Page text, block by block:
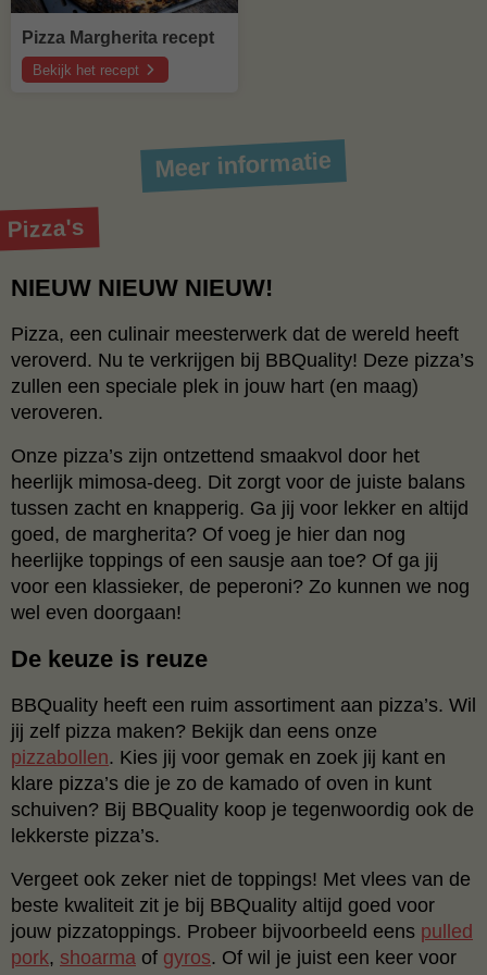
Pizza Margherita recept
Bekijk het recept
over
Pizza
Meer informatie
Pizza's
NIEUW NIEUW NIEUW!
Pizza, een culinair meesterwerk dat de wereld heeft
veroverd. Nu te verkrijgen bij BBQuality! Deze pizza’s
zullen een speciale plek in jouw hart (en maag)
veroveren.
Onze pizza’s zijn ontzettend smaakvol door het
heerlijk mimosa-deeg. Dit zorgt voor de juiste balans
tussen zacht en knapperig. Ga jij voor lekker en altijd
goed, de margherita? Of voeg je hier dan nog
heerlijke toppings of een sausje aan toe? Of ga jij
voor een klassieker, de peperoni? Zo kunnen we nog
wel even doorgaan!
De keuze is reuze
BBQuality heeft een ruim assortiment aan pizza’s. Wil
jij zelf pizza maken? Bekijk dan eens onze
pizzabollen. Kies jij voor gemak en zoek jij kant en
klare pizza’s die je zo de kamado of oven in kunt
schuiven? Bij BBQuality koop je tegenwoordig ook de
lekkerste pizza’s.
Vergeet ook zeker niet de toppings! Met vlees van de
beste kwaliteit zit je bij BBQuality altijd goed voor
jouw pizzatoppings. Probeer bijvoorbeeld eens pulled
pork, shoarma of gyros. Of wil je juist een keer voor